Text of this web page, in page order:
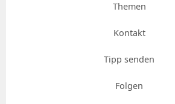
Themen
Kontakt
Tipp senden
Folgen